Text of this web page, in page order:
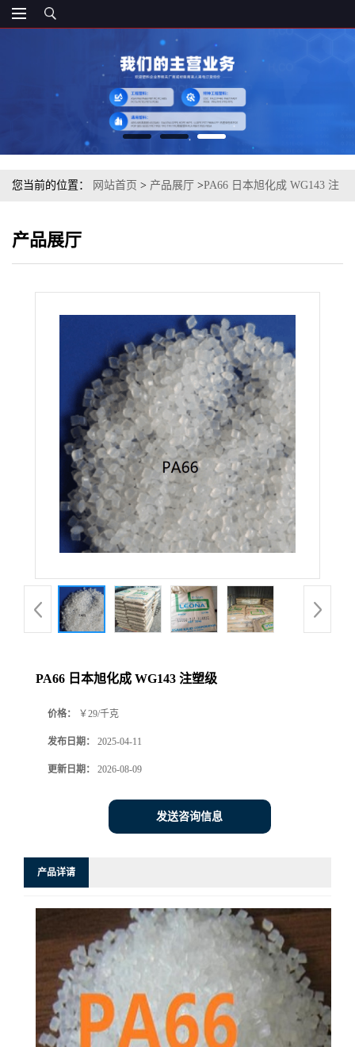
您当前的位置： 网站首页 > 产品展厅 >PA66 日本旭化成 WG143 注
产品展厅
PA66 日本旭化成 WG143 注塑级
价格： ￥29/千克
发布日期： 2025-04-11
更新日期： 2026-08-09
发送咨询信息
产品详请